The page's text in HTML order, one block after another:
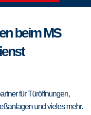
beim MS
für Türöffnungen,
und vieles mehr.